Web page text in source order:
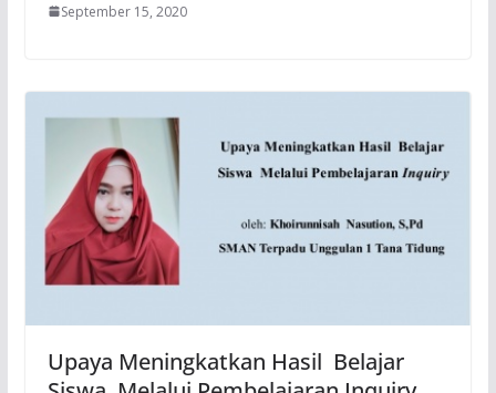
September 15, 2020
Upaya Meningkatkan Hasil Belajar